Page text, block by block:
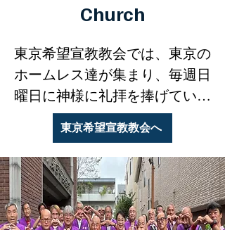
Church
東京希望宣教教会では、東京の
ホームレス達が集まり、毎週日
曜日に神様に礼拝を捧げていま
す。イエスキリストを信じ救わ
れ、食事配給のミニストリーを
初めて２１年が経ちました。過
ぎし２１年間、聖霊様の導きの
中で約５００名のホームレスの
方々が水のバプテスマを受け、
東京希望宣教教会へ